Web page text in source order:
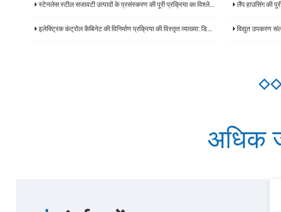
स्टेनलेस स्टील सजावटी उत्पादों के प्रसंस्करण की पूरी प्रक्रिया का विश्लेषण और कोर प्रौद्योगिकियों के प्रमुख बिंदुओं लैंप हाउसिंग की पूरी
इलेक्ट्रिक कंट्रोल कैबिनेट की विनिर्माण प्रक्रिया की विस्तृत व्याख्या: डिजाइन से डिलीवरी तक एक व्यापक गाइड विद्युत उपकरण संलग्नक
अधिक